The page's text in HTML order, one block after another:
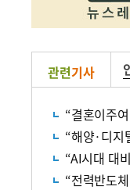
관련기사
“결혼이주
“해양·디지
“AI시대 대
“전력반도